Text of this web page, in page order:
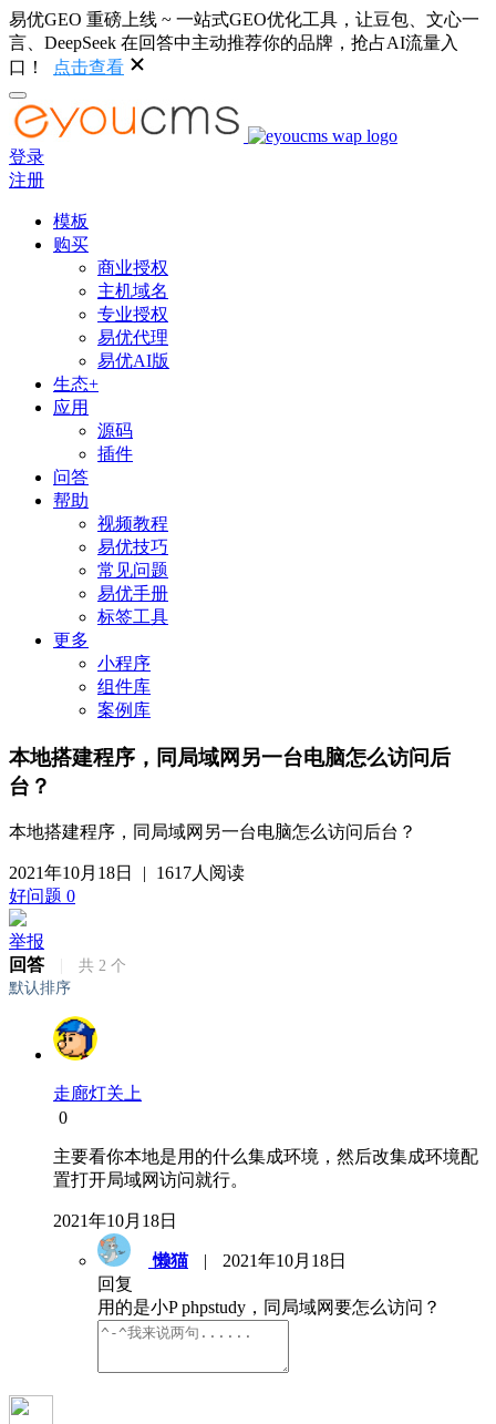
易优GEO 重磅上线 ~ 一站式GEO优化工具，让豆包、文心一
言、DeepSeek 在回答中主动推荐你的品牌，抢占AI流量入
口！
点击查看
登录
注册
模板
购买
商业授权
主机域名
专业授权
易优代理
易优AI版
生态+
应用
源码
插件
问答
帮助
视频教程
易优技巧
常见问题
易优手册
标签工具
更多
小程序
组件库
案例库
本地搭建程序，同局域网另一台电脑怎么访问后
台？
本地搭建程序，同局域网另一台电脑怎么访问后台？
2021年10月18日 |
1617人阅读
好问题 0
举报
回答
共 2 个
默认排序
走廊灯关上
0
主要看你本地是用的什么集成环境，然后改集成环境配
置打开局域网访问就行。
2021年10月18日
懒猫 |
2021年10月18日
回复
用的是小P phpstudy，同局域网要怎么访问？